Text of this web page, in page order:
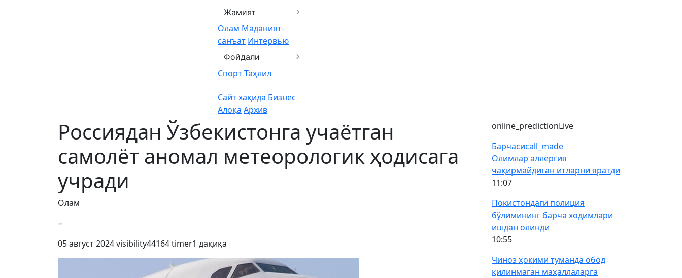
Жамият
Олам Маданият-
санъат Интервью
Фойдали
СпортТаҳлил
Сайт хақида Бизнес
Алоқа Архив
Россиядан Ўзбекистонга учаётган
самолёт аномал метеорологик ҳодисага
учради
Олам
−
05 август 2024visibility44164timer1 дақиқа
online_predictionLive
Барчасиcall_made
Олимлар аллергия
чақирмайдиган итларни яратди
11:07
Покистондаги полиция
бўлимининг барча ходимлари
ишдан олинди
10:55
Чиноз ҳокими туманда обод
қилинмаган маҳаллаларга